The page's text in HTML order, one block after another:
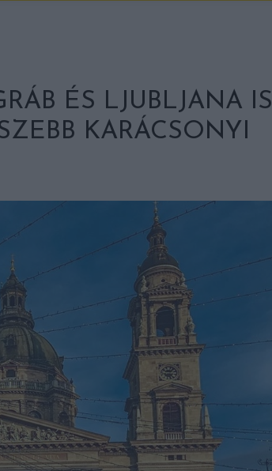
ÉS LJUBLJANA IS
KARÁCSONYI